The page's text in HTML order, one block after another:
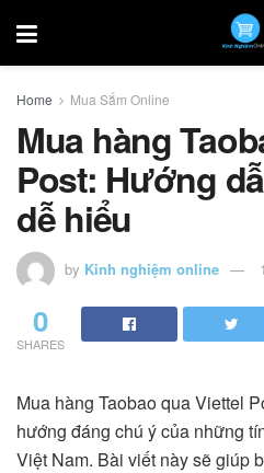
Home Mua Sắm Online
Mua hàng
Post: Hướng
dễ hiểu
by Kinh nghiệm online
0
SHARES
Mua hàng Taobao qua Viettel
hướng đáng chú ý của những
Việt Nam. Bài viết này sẽ giúp